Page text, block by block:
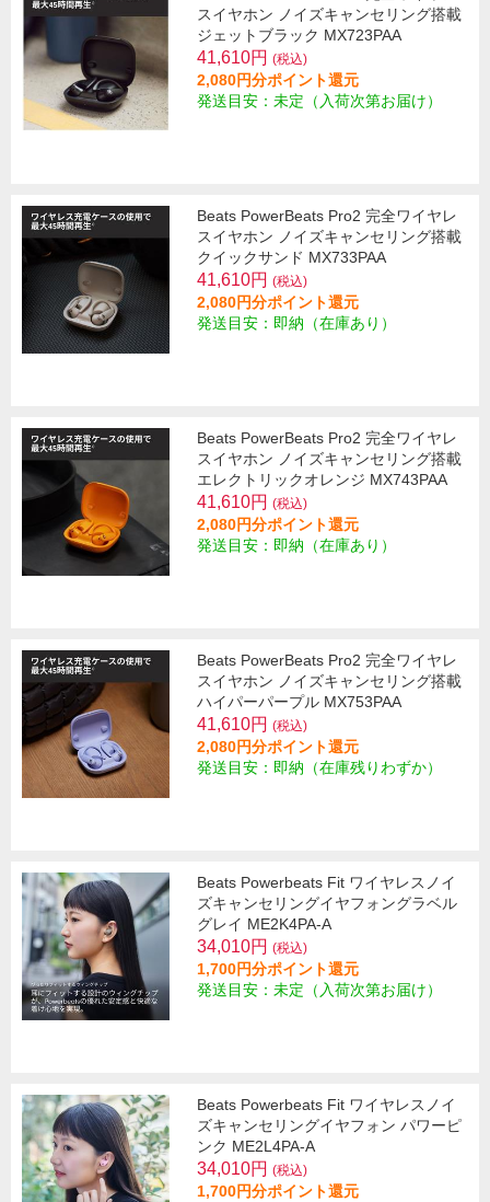
スイヤホン ノイズキャンセリング搭載
ジェットブラック MX723PAA
41,610円 (税込)
2,080円分ポイント還元
発送目安：未定（入荷次第お届け）
Beats PowerBeats Pro2 完全ワイヤレ
スイヤホン ノイズキャンセリング搭載
クイックサンド MX733PAA
41,610円 (税込)
2,080円分ポイント還元
発送目安：即納（在庫あり）
Beats PowerBeats Pro2 完全ワイヤレ
スイヤホン ノイズキャンセリング搭載
エレクトリックオレンジ MX743PAA
41,610円 (税込)
2,080円分ポイント還元
発送目安：即納（在庫あり）
Beats PowerBeats Pro2 完全ワイヤレ
スイヤホン ノイズキャンセリング搭載
ハイパーパープル MX753PAA
41,610円 (税込)
2,080円分ポイント還元
発送目安：即納（在庫残りわずか）
Beats Powerbeats Fit ワイヤレスノイ
ズキャンセリングイヤフォングラベル
グレイ ME2K4PA-A
34,010円 (税込)
1,700円分ポイント還元
発送目安：未定（入荷次第お届け）
Beats Powerbeats Fit ワイヤレスノイ
ズキャンセリングイヤフォン パワーピ
ンク ME2L4PA-A
34,010円 (税込)
1,700円分ポイント還元